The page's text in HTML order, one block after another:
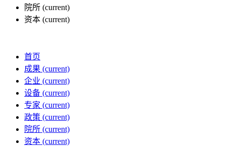
院所 (current)
资本 (current)
首页
成果 (current)
企业 (current)
设备 (current)
专家 (current)
政策 (current)
院所 (current)
资本 (current)